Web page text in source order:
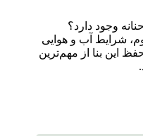
وجود دارد؟
شرایط آب و هوایی
این بنا از مهم‌ترین